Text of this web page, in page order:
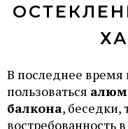
В последнее время
пользоваться
балкона, беседки,
востребованность